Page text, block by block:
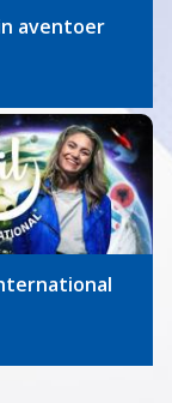
aventoer